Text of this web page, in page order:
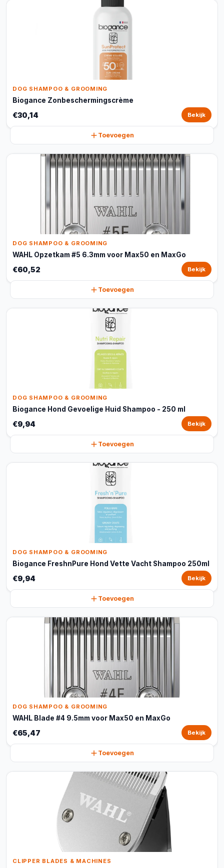
DOG SHAMPOO & GROOMING
Biogance Zonbeschermingscrème
€30,14 Bekijk
Toevoegen
DOG SHAMPOO & GROOMING
WAHL Opzetkam #5 6.3mm voor Max50 en MaxGo
€60,52 Bekijk
Toevoegen
DOG SHAMPOO & GROOMING
Biogance Hond Gevoelige Huid Shampoo - 250 ml
€9,94 Bekijk
Toevoegen
DOG SHAMPOO & GROOMING
Biogance FreshnPure Hond Vette Vacht Shampoo 250ml
€9,94 Bekijk
Toevoegen
DOG SHAMPOO & GROOMING
WAHL Blade #4 9.5mm voor Max50 en MaxGo
€65,47 Bekijk
Toevoegen
CLIPPER BLADES & MACHINES